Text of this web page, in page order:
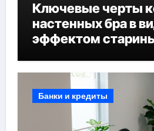
Ключевые черты
настенных бра в
эффектом
Банки и кредиты